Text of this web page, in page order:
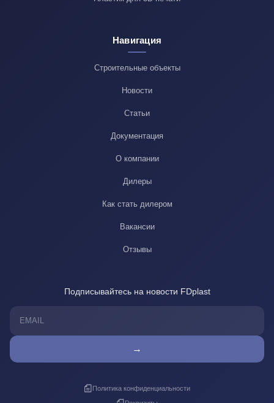
Навигация
Строительные объекты
Новости
Статьи
Документация
О компании
Дилеры
Как стать дилером
Вакансии
Отзывы
Подписывайтесь на новости FDplast
→
Политика конфиденциальности